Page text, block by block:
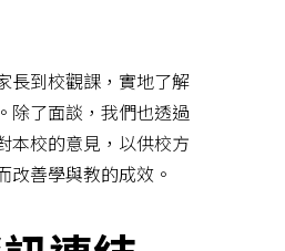
長到校觀課，實地了解
除了面談，我們也透過
本校的意見，以供校方
改善學與教的成效。